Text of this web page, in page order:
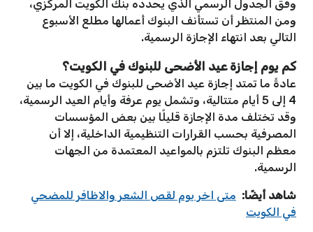
وفق الجدول الرسمي الذي يحدده بنك الكويت المركزي،
ومن المنتظر أن تستأنف البنوك أعمالها مطلع الأسبوع
التالي بعد انتهاء الإجازة الرسمية.
كم يوم إجازة عيد الأضحى للبنوك في الكويت؟
عادةً ما تمتد إجازة عيد الأضحى للبنوك في الكويت ما بين
4 إلى 5 أيام متتالية، وتشمل يوم عرفة وأيام العيد الرسمية،
وقد تختلف مدة الإجازة قليلًا بين بعض المؤسسات
المصرفية بحسب القرارات التنظيمية الداخلية، إلا أن
معظم البنوك تلتزم بالمواعيد المعتمدة من الجهات
الرسمية.
شاهد أيضًا: متى اخر يوم لقص الشعر والاظافر للمضحي
في الكويت